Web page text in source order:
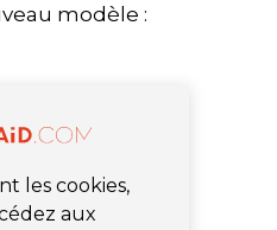
modèle :
les cookies,
aux